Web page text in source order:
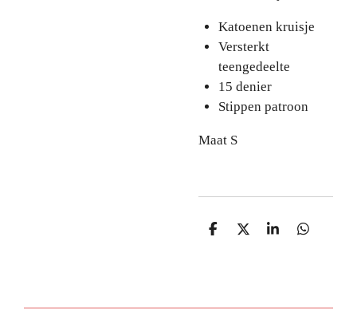
Katoenen kruisje
Versterkt
teengedeelte
15 denier
Stippen patroon
Maat S
D
D
S
D